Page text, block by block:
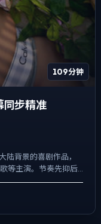
109分钟
同步精准
陆背景的喜剧作品，
等主演。节奏先抑后
线并不喧宾夺主，...